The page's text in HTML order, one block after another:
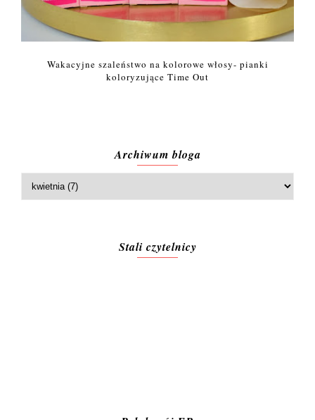
Wakacyjne szaleństwo na kolorowe włosy- pianki
koloryzujące Time Out
Archiwum bloga
Stali czytelnicy